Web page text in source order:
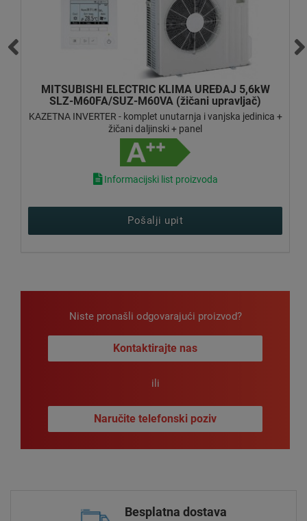
MITSUBISHI ELECTRIC 5kW MLZ-KP50VG/SUZ-
M50VA
KAZETNA INVERTER - komplet 1-smjerna unutarnja i
vanjska jedinica
Informacijski list proizvoda
Pošalji upit
Niste pronašli odgovarajući proizvod?
Kontaktirajte nas
ili
Naručite telefonski poziv
Besplatna dostava